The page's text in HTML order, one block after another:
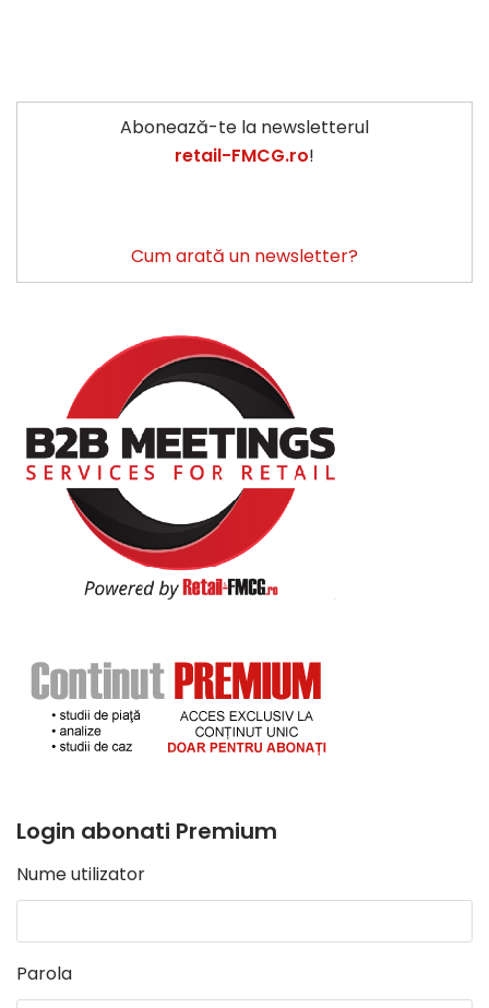
Abonează-te la newsletterul
retail-FMCG.ro!
Cum arată un newsletter?
Login abonati Premium
Nume utilizator
Parola